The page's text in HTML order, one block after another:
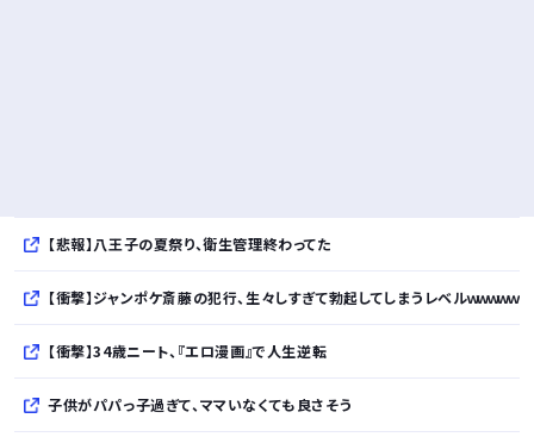
【悲報】八王子の夏祭り、衛生管理終わってた
【衝撃】ジャンポケ斎藤の犯行、生々しすぎて勃起してしまうレベルｗｗｗｗｗ
【衝撃】34歳ニート、『エロ漫画』で人生逆転
子供がパパっ子過ぎて、ママいなくても良さそう